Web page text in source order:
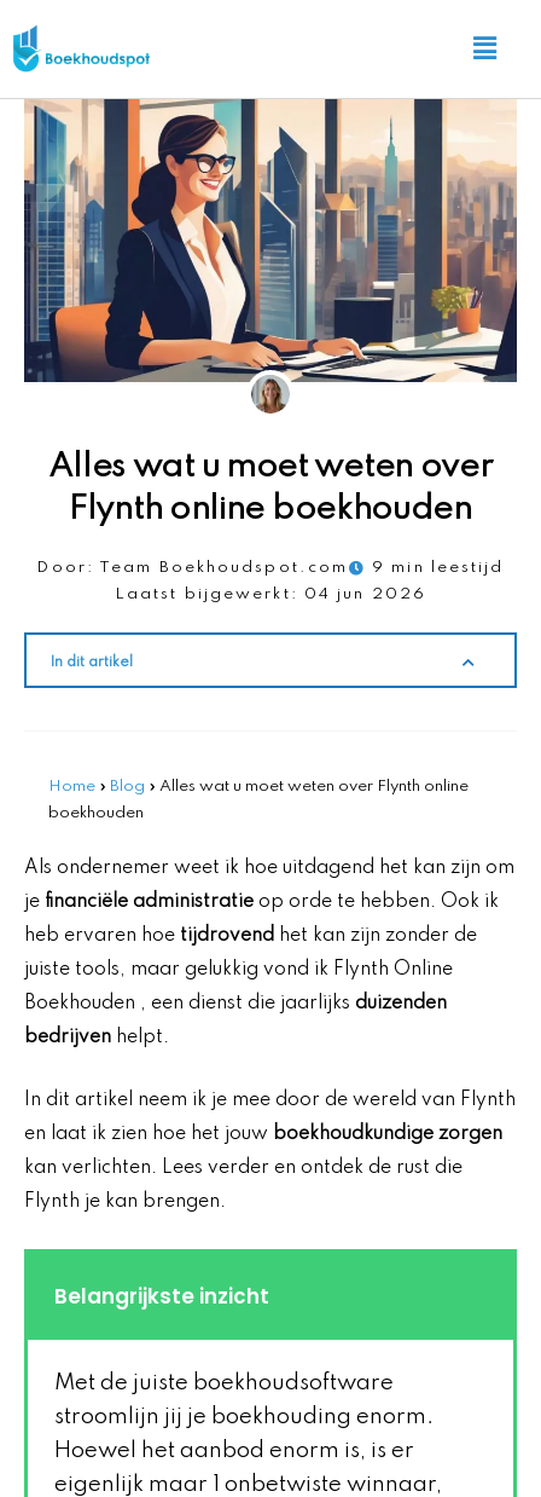
naar
de
Main
Menu
Alles wat u moet weten over
Flynth online boekhouden
Door: Team Boekhoudspot.com
9 min leestijd
Laatst bijgewerkt:
04 jun 2026
In dit artikel
Home » Blog » Alles wat u moet weten over Flynth online
boekhouden
Als ondernemer weet ik hoe uitdagend het kan zijn om
je financiële administratie op orde te hebben. Ook ik
heb ervaren hoe tijdrovend het kan zijn zonder de
juiste tools, maar gelukkig vond ik Flynth Online
Boekhouden , een dienst die jaarlijks duizenden
bedrijven helpt.
In dit artikel neem ik je mee door de wereld van Flynth
en laat ik zien hoe het jouw boekhoudkundige zorgen
kan verlichten. Lees verder en ontdek de rust die
Flynth je kan brengen.
Belangrijkste inzicht
Met de juiste boekhoudsoftware
stroomlijn jij je boekhouding enorm.
Hoewel het aanbod enorm is, is er
eigenlijk maar 1 onbetwiste winnaar,